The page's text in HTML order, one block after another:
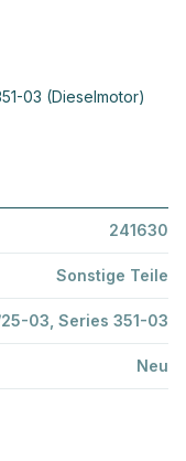
03 (Dieselmotor)
241630
Sonstige Teile
03, Series 351-03
Neu